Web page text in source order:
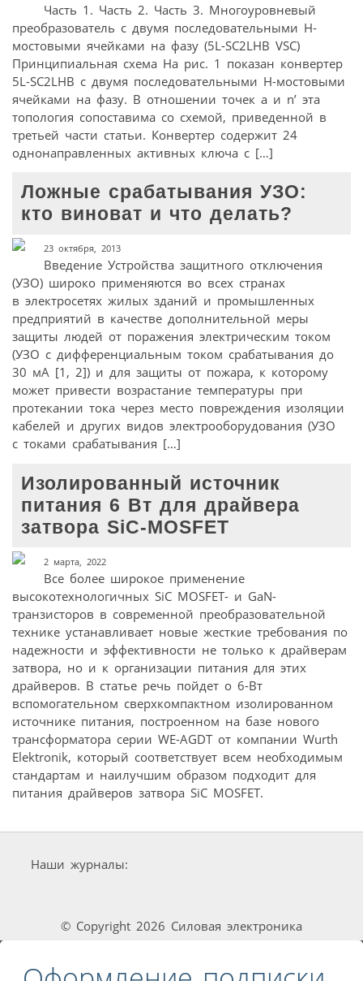
Часть 1. Часть 2. Часть 3. Многоуровневый
преобразователь с двумя последовательными H-
мостовыми ячейками на фазу (5L-SC2LHB VSC)
Принципиальная схема На рис. 1 показан конвертер
5L-SC2LHB с двумя последовательными H-мостовыми
ячейками на фазу. В отношении точек a и n’ эта
топология сопоставима со схемой, приведенной в
третьей части статьи. Конвертер содержит 24
однонаправленных активных ключа с […]
Ложные срабатывания УЗО:
кто виноват и что делать?
23 октября, 2013
Введение Устройства защитного отключения
(УЗО) широко применяются во всех странах
в электросетях жилых зданий и промышленных
предприятий в качестве дополнительной меры
защиты людей от поражения электрическим током
(УЗО с дифференциальным током срабатывания до
30 мА [1, 2]) и для защиты от пожара, к которому
может привести возрастание температуры при
протекании тока через место повреждения изоляции
кабелей и других видов электрооборудования (УЗО
с токами срабатывания […]
Изолированный источник
питания 6 Вт для драйвера
затвора SiC-MOSFET
2 марта, 2022
Все более широкое применение
высокотехнологичных SiC MOSFET- и GaN-
транзисторов в современной преобразовательной
технике устанавливает новые жесткие требования по
надежности и эффективности не только к драйверам
затвора, но и к организации питания для этих
драйверов. В статье речь пойдет о 6-Вт
вспомогательном сверхкомпактном изолированном
источнике питания, построенном на базе нового
трансформатора серии WE-AGDT от компании Wurth
Elektronik, который соответствует всем необходимым
стандартам и наилучшим образом подходит для
питания драйверов затвора SiC MOSFET.
Наши журналы:
© Copyright 2026 Силовая электроника